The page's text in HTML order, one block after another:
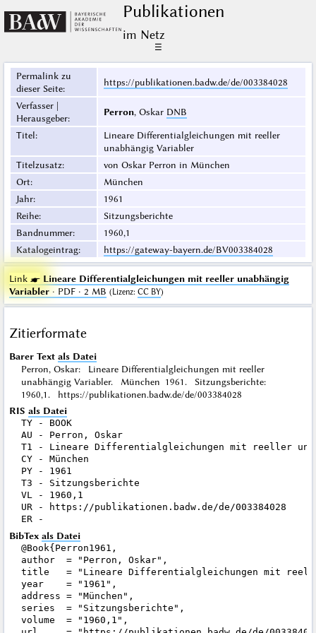
Publikationen
im Netz
☰
Permalink zu
dieser Seite:
https://publikationen.badw.de/de/003384028
Verfasser |
Herausgeber:
Perron, Oskar DNB
Titel:
Lineare Differentialgleichungen mit reeller
unabhängig Variabler
Titelzusatz:
von Oskar Perron in München
Ort:
München
Jahr:
1961
Reihe:
Sitzungsberichte
Bandnummer:
1960,1
Katalogeintrag: https://gateway-bayern.de/BV003384028
Link ☛ Lineare Differentialgleichungen mit reeller unabhängig
Variabler· PDF · 2 MB (Lizenz: CC BY)
Zitierformate
Barer Text als Datei
Perron, Oskar: Lineare Differentialgleichungen mit reeller
unabhängig Variabler. München 1961. Sitzungsberichte:
1960,1. https://publikationen.badw.de/de/003384028
RIS als Datei
TY - BOOK
AU - Perron, Oskar
T1 - Lineare Differentialgleichungen mit reeller
CY - München
PY - 1961
T3 - Sitzungsberichte
VL - 1960,1
UR - https://publikationen.badw.de/de/003384028
BibTex als Datei
@Book{Perron1961,
author  = "Perron, Oskar",
title   = "Lineare Differentialgleichungen mit
year    = "1961",
address = "München",
series  = "Sitzungsberichte",
volume  = "1960,1",